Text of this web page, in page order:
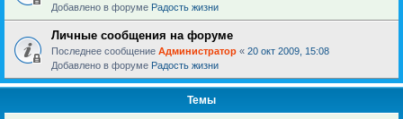
Добавлено в форуме Радость жизни
Личные сообщения на форуме
Последнее сообщение Администратор « 20 окт 2009, 15:08
Добавлено в форуме Радость жизни
Темы